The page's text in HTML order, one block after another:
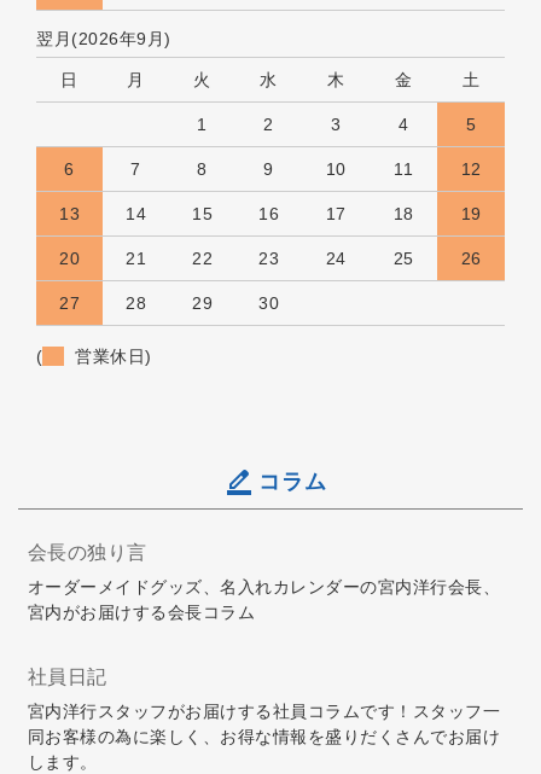
翌月(2026年9月)
日 月 火 水 木 金 土
1 2 3 4 5
6 7 8 9 10 11 12
13 14 15 16 17 18 19
20 21 22 23 24 25 26
27 28 29 30
( 営業休日)
コラム
会長の独り言
オーダーメイドグッズ、名入れカレンダーの宮内洋行会長、
宮内がお届けする会長コラム
社員日記
宮内洋行スタッフがお届けする社員コラムです！スタッフ一
同お客様の為に楽しく、お得な情報を盛りだくさんでお届け
します。